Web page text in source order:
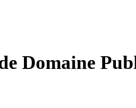
Domaine